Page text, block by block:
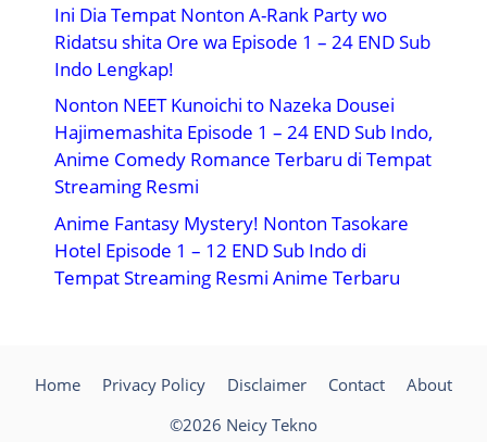
Ini Dia Tempat Nonton A-Rank Party wo
Ridatsu shita Ore wa Episode 1 – 24 END Sub
Indo Lengkap!
Nonton NEET Kunoichi to Nazeka Dousei
Hajimemashita Episode 1 – 24 END Sub Indo,
Anime Comedy Romance Terbaru di Tempat
Streaming Resmi
Anime Fantasy Mystery! Nonton Tasokare
Hotel Episode 1 – 12 END Sub Indo di
Tempat Streaming Resmi Anime Terbaru
Home Privacy Policy Disclaimer Contact
About
©2026 Neicy Tekno